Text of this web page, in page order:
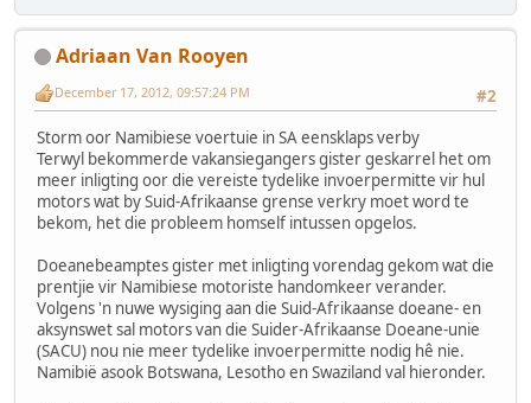
Adriaan Van Rooyen
#2
December 17, 2012, 09:57:24 PM
Storm oor Namibiese voertuie in SA eensklaps verby
Terwyl bekommerde vakansiegangers gister geskarrel het om
meer inligting oor die vereiste tydelike invoerpermitte vir hul
motors wat by Suid-Afrikaanse grense verkry moet word te
bekom, het die probleem homself intussen opgelos.
Doeanebeamptes gister met inligting vorendag gekom wat die
prentjie vir Namibiese motoriste handomkeer verander.
Volgens 'n nuwe wysiging aan die Suid-Afrikaanse doeane- en
aksynswet sal motors van die Suider-Afrikaanse Doeane-unie
(SACU) nou nie meer tydelike invoerpermitte nodig hê nie.
Namibië asook Botswana, Lesotho en Swaziland val hieronder.